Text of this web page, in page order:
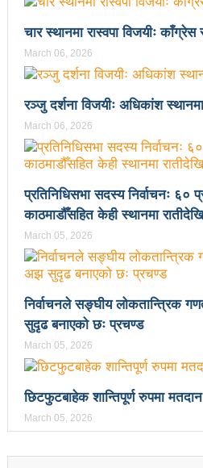
नेपालको आर्थिक सामाजिक
संघीयताका अवसर र उपलब्धीको
जोड
१५ दिनमा ३१ वटा
काउन्सिलको कारबाहीमा
साहित्यकार नेपालको मुक्तकसंग्रह
China’s commitment to
reform
ध्यान दिइनेछ : प्रचण्ड
सौर्य एयर दुर्घटनाः ४ जनाको
जहाज
चार स्थानमा रास्वपा विजयीः
March 06, 2026
रञ्जु दर्शना विजयीः अधिकांश
March 06, 2026
प्रतिनिधिसभा सदस्य निर्वाचनः ६०
काठमाडौँसहित केही स्थानमा
March 05, 2026
निर्वाचनले सङ्घीय लोकतान्त्रिक
सुदृढ बनाएको छः प्रचण्ड
March 05, 2026
छिटफुटबाहेक शान्तिपूर्ण रुपमा
March 05, 2026